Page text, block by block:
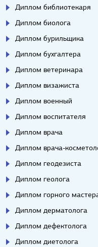
Диплом библиотекаря
Диплом биолога
Диплом бурильщика
Диплом бухгалтера
Диплом ветеринара
Диплом визажиста
Диплом военный
Диплом воспитателя
Диплом врача
Диплом врача-
Диплом геодезиста
Диплом геолога
Диплом горного
Диплом дерматолога
Диплом дефектолога
Диплом диетолога